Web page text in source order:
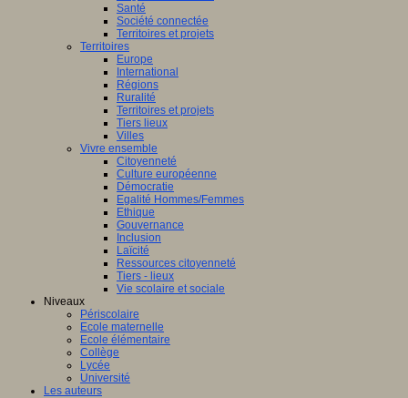
Santé
Société connectée
Territoires et projets
Territoires
Europe
International
Régions
Ruralité
Territoires et projets
Tiers lieux
Villes
Vivre ensemble
Citoyenneté
Culture européenne
Démocratie
Egalité Hommes/Femmes
Ethique
Gouvernance
Inclusion
Laïcité
Ressources citoyenneté
Tiers - lieux
Vie scolaire et sociale
Niveaux
Périscolaire
Ecole maternelle
Ecole élémentaire
Collège
Lycée
Université
Les auteurs